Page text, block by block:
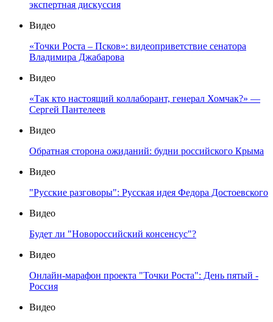
экспертная дискуссия
Видео
«Точки Роста – Псков»: видеоприветствие сенатора
Владимира Джабарова
Видео
«Так кто настоящий коллаборант, генерал Хомчак?» —
Сергей Пантелеев
Видео
Обратная сторона ожиданий: будни российского Крыма
Видео
"Русские разговоры": Русская идея Федора Достоевского
Видео
Будет ли "Новороссийский консенсус"?
Видео
Онлайн-марафон проекта "Точки Роста": День пятый -
Россия
Видео